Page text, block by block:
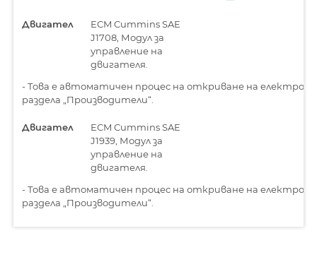
Двигател
ECM Cummins SAE
J1708, Модул за
управление на
двигателя.
-Това е автоматичен процес на откриване на
раздела „Производители“.
Двигател
ECM Cummins SAE
J1939, Модул за
управление на
двигателя.
-Това е автоматичен процес на откриване на
раздела „Производители“.